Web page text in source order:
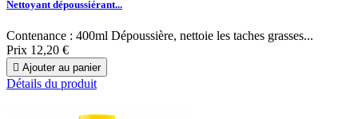
Nettoyant dépoussiérant...
Contenance : 400ml Dépoussière, nettoie les taches grasses...
Prix 12,20 €
 Ajouter au panier
Détails du produit